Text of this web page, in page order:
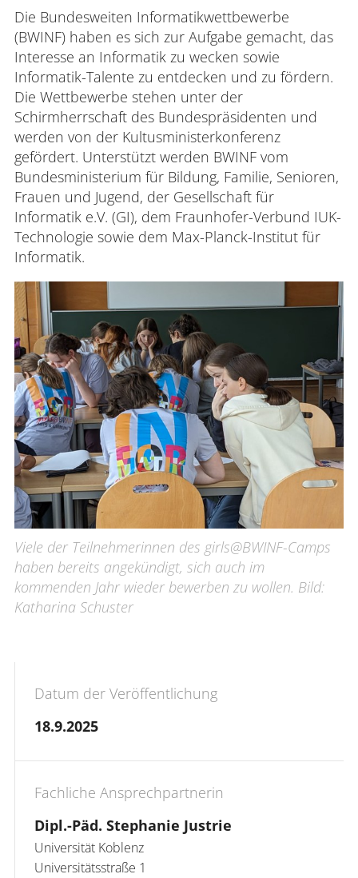
Die Bundesweiten Informatikwettbewerbe
(BWINF) haben es sich zur Aufgabe gemacht, das
Interesse an Informatik zu wecken sowie
Informatik-Talente zu entdecken und zu fördern.
Die Wettbewerbe stehen unter der
Schirmherrschaft des Bundespräsidenten und
werden von der Kultusministerkonferenz
gefördert. Unterstützt werden BWINF vom
Bundesministerium für Bildung, Familie, Senioren,
Frauen und Jugend, der Gesellschaft für
Informatik e.V. (GI), dem Fraunhofer-Verbund IUK-
Technologie sowie dem Max-Planck-Institut für
Informatik.
Viele der Teilnehmerinnen des girls@BWINF-Camps
haben bereits angekündigt, sich auch im
kommenden Jahr wieder bewerben zu wollen. Bild:
Katharina Schuster
Datum der Veröffentlichung
18.9.2025
Fachliche Ansprechpartnerin
Dipl.-Päd. Stephanie Justrie
Universität Koblenz
Universitätsstraße 1